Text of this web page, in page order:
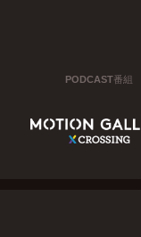
PODCAST番組